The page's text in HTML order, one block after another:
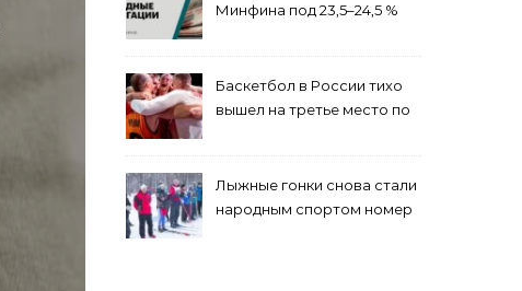
Народные облигации
3 года — где взять и
Минфина под 23,5–24,5 %
Баскетбол в России тихо
вышел на третье место по
Лыжные гонки снова стали
народным спортом номер